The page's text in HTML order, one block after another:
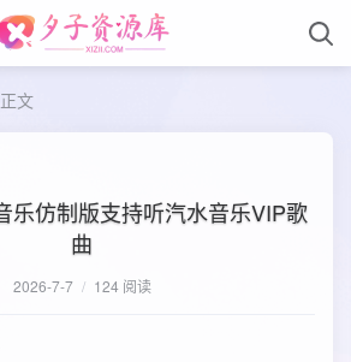
正文
乐仿制版支持听汽水音乐VIP歌
曲
2026-7-7 / 124 阅读